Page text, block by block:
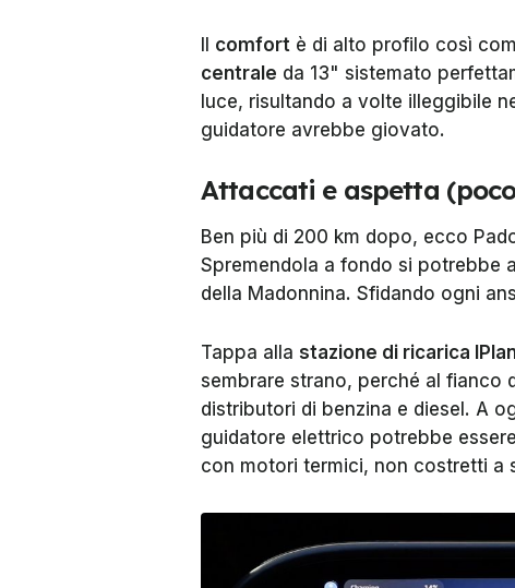
comfort è di alto profilo così
centrale da 13" sistemato
luce, risultando a volte illeggibile
guidatore avrebbe giovato.
Attaccati e aspetta
Ben più di 200 km dopo, ecco
Spremendola a fondo si potrebbe
della Madonnina. Sfidando ogni
Tappa alla stazione di ricarica
sembrare strano, perché al fianco
distributori di benzina e diesel. A
guidatore elettrico potrebbe
con motori termici, non costretti a